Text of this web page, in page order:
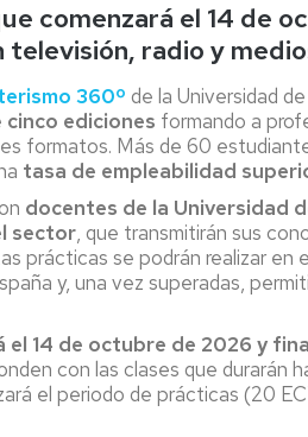
de
Evaluación
la
Titulación
Máster
Departamentos
Unidades
Ciencias
la
Antigüedad
Ciencias
la
Documentación
e
Historia
de
Prácticas
Laboratorio
de
Prehistoria
Arqueología
Seminario
de
aplicada
a
la
Arqueología
en
Geografía
Ordenación
del
Territorio
(extinción)
Grado
en
Geografía,
Territorio
Medio
Ambiente
Grado
Máster
U.
en
Consultoría
de
Información
y
Comunicación
Digital
Máster
U.
del
Español
como
en
Reporterismo
360º
Oferta
microcredenciales
de
de
estudio
/
Trabajo
de
Fin
comenzará el 14 de
televisión, radio y
360º de la Universidad
cinco ediciones formando a
formatos. Más de 60
tasa de empleabilidad
docentes de la Universidad
sector, que transmitirán sus
prácticas se podrán realizar
y, una vez superadas,
el 14 de octubre de 2026 y
con las clases que durarán
el periodo de prácticas (20